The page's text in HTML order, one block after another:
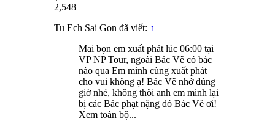
2,548
Tu Ech Sai Gon đã viết: ↑
Mai bọn em xuất phát lúc 06:00 tại
VP NP Tour, ngoài Bác Vê có bác
nào qua Em mình cùng xuất phát
cho vui không ạ! Bác Vê nhớ đúng
giờ nhé, không thôi anh em mình lại
bị các Bác phạt nặng đó Bác Vê ơi!
Xem toàn bộ...